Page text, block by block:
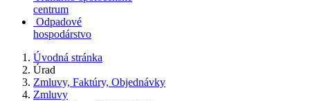
centrum
Odpadové
hospodárstvo
Úvodná stránka
Úrad
Zmluvy, Faktúry, Objednávky
Zmluvy